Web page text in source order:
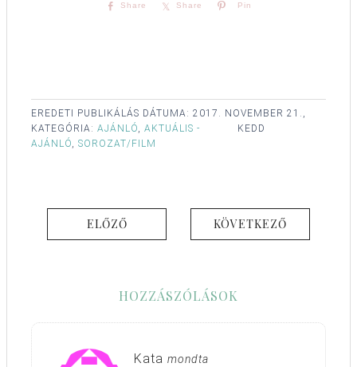
Share Share Pin
EREDETI PUBLIKÁLÁS DÁTUMA: 2017. NOVEMBER 21.,
KEDD
KATEGÓRIA: AJÁNLÓ, AKTUÁLIS -
AJÁNLÓ, SOROZAT/FILM
ELŐZŐ KÖVETKEZŐ
HOZZÁSZÓLÁSOK
Kata mondta